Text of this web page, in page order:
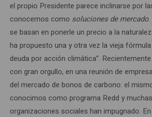
el propio Presidente parece inclinarse por
conocemos como soluciones de mercado
se basan en ponerle un precio a la
ha propuesto una y otra vez la vieja
deuda por acción climática”.
con gran orgullo, en una reunión de
del mercado de bonos de carbono: el
conocimos como programa Redd y muchas
organizaciones sociales han impugnado.